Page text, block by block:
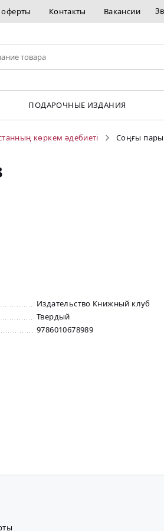
Контакты Вакансии
ПОДАРОЧНЫЕ ИЗДАНИЯ
көркем әдебиеті Соңғы
Издательство Книжный клуб
Твердый
9786010678989